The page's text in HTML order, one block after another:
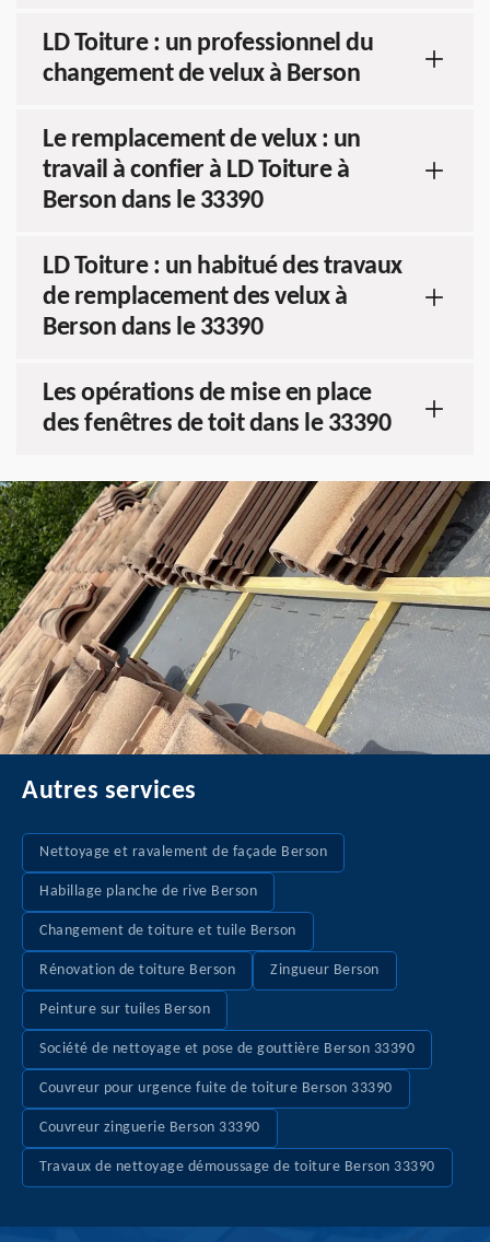
LD Toiture : un professionnel du
changement de velux à Berson
Le remplacement de velux : un
travail à confier à LD Toiture à
Berson dans le 33390
LD Toiture : un habitué des travaux
de remplacement des velux à
Berson dans le 33390
Les opérations de mise en place
des fenêtres de toit dans le 33390
Autres services
Nettoyage et ravalement de façade Berson
Habillage planche de rive Berson
Changement de toiture et tuile Berson
Rénovation de toiture Berson Zingueur Berson
Peinture sur tuiles Berson
Société de nettoyage et pose de gouttière Berson 33390
Couvreur pour urgence fuite de toiture Berson 33390
Couvreur zinguerie Berson 33390
Travaux de nettoyage démoussage de toiture Berson 33390